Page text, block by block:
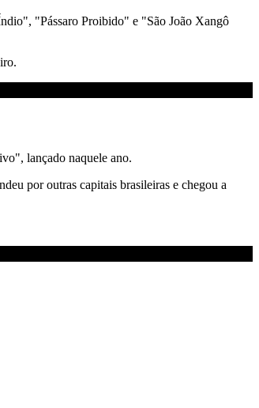
"Pássaro Proibido" e "São João Xangô
lançado naquele ano.
por outras capitais brasileiras e chegou a